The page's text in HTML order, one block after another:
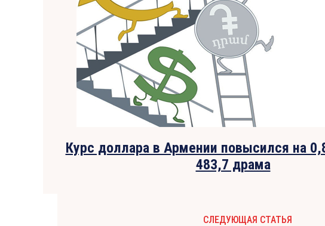
Курс доллара в Армении повысился на
483,7 драма
СЛЕДУЮЩАЯ СТАТЬЯ